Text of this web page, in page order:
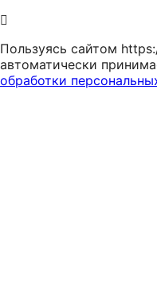
Пользуясь сайтом
автоматически
обработки